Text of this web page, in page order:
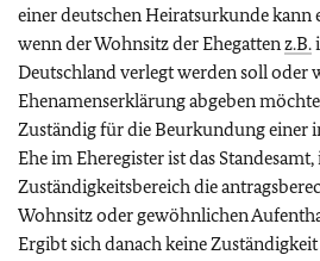
einer deutschen Heiratsurkunde kann
wenn der Wohnsitz der Ehegatten z.B.
Deutschland verlegt werden soll oder
Ehenamenserklärung abgeben
Zuständig für die Beurkundung einer
Ehe im Eheregister ist das Standesamt,
Zuständigkeitsbereich die
Wohnsitz oder gewöhnlichen
Ergibt sich danach keine